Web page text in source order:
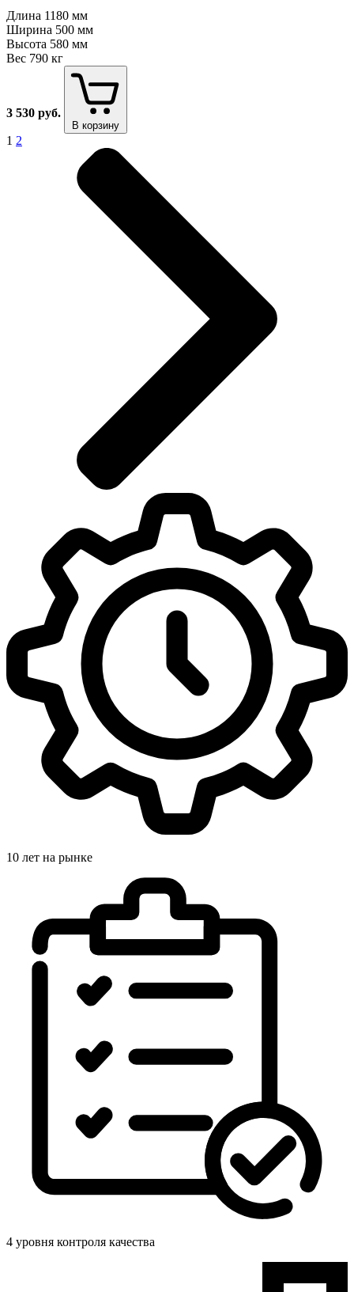
Длина 1180 мм
Ширина 500 мм
Высота 580 мм
Вес 790 кг
3 530 руб.
В корзину
1 2
10 лет на рынке
4 уровня контроля качества